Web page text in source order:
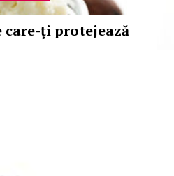
care-ţi protejează